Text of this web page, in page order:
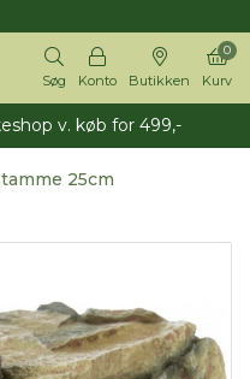
Søg Konto Butikken Kurv
0
v. køb for 499,-
25cm